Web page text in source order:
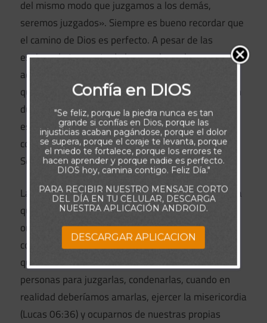
del mismo modo que juzgamos a los demás,
seremos juzgados». Siempre es bueno recordar que
el camino de Dios es perfecto. A pesar de las
espinas, la tormenta de las pruebas y las
adversidades de los valles en nuestra vida, Él es
quien conoce las razones para permitir pruebas tan
duras. Si es el pecado, si es la disciplina de Dios, si
es Él formando el carácter, si es la prueba, no
conocemos la motivación que misteriosamente el
Señor ha designado para cada uno de sus hijos.
La Palabra de Dios es muy clara: «No juzguéis, para
que no seáis juzgados». Para nosotros es la
ordenanza del amor: «Amaos los unos a los otros
como yo os he amado». Es por falta de amor por lo
que centramos nuestros ojos en la vida de las
personas para juzgarlas, condenarlas, cuando en
realidad deberíamos amarlas, ejercer la misericordia
(Lucas 06:36) y ocuparnos de nuestras propias
Confía en DIOS
"Se feliz, porque la piedra nunca es tan
grande si confías en Dios, porque las
injusticias acaban pagándose, porque el dolor
se supera, porque el coraje te levanta, porque
el miedo te fortalece, porque los errores te
hacen aprender y porque nadie es perfecto.
DIOS hoy, camina contigo. Feliz Día."
PARA RECIBIR NUESTRO MENSAJE CORTO
DEL DÍA EN TU CELULAR, DESCARGA
NUESTRA APLICACIÓN ANDROID.
DESCARGAR APLICACION